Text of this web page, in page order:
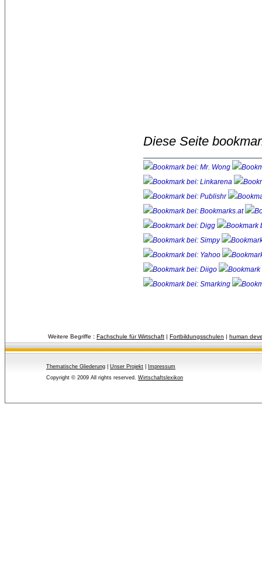
Diese Seite
Weitere Begriffe : Fachschule für Wirtschaft | Fortbildungsschulen | human
Thematische Gliederung Unser Projekt
Impressum
Copyright © 2009 All rights reserved. Wirtschaftslexikon